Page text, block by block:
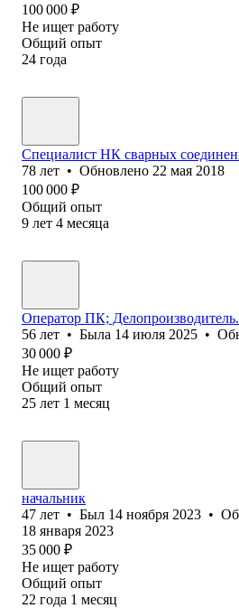
100 000 ₽
Не ищет работу
Общий опыт
24 года
Специалист НК сварных
78 лет • Обновлено 22 мая 2018
100 000 ₽
Общий опыт
9 лет 4 месяца
Оператор ПК; Делопроизводитель.
56 лет • Была 14 июля 2025 •
30 000 ₽
Не ищет работу
Общий опыт
25 лет 1 месяц
начальник
47 лет • Был 14 ноября 2023 •
18 января 2023
35 000 ₽
Не ищет работу
Общий опыт
22 года 1 месяц